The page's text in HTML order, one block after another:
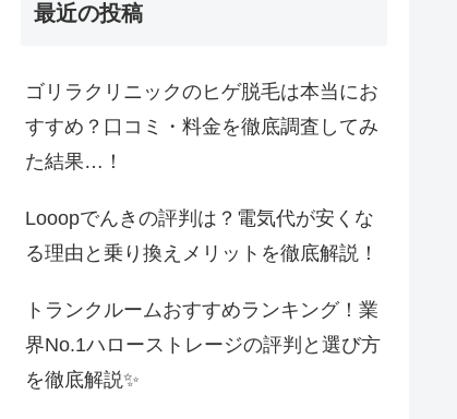
最近の投稿
ゴリラクリニックのヒゲ脱毛は本当にお
すすめ？口コミ・料金を徹底調査してみ
た結果…！
Looopでんきの評判は？電気代が安くな
る理由と乗り換えメリットを徹底解説！
トランクルームおすすめランキング！業
界No.1ハローストレージの評判と選び方
を徹底解説✨